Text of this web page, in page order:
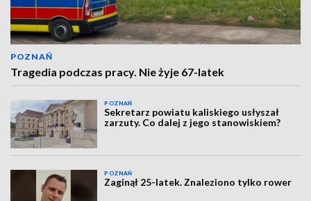
POZNAŃ
Tragedia podczas pracy. Nie żyje 67-latek
POZNAŃ
Sekretarz powiatu kaliskiego usłyszał
zarzuty. Co dalej z jego stanowiskiem?
POZNAŃ
Zaginął 25-latek. Znaleziono tylko rower